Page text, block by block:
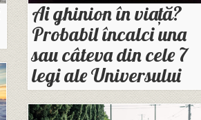
Ai ghinion în viață?
Probabil încalci una
sau câteva din cele 7
legi ale Universului